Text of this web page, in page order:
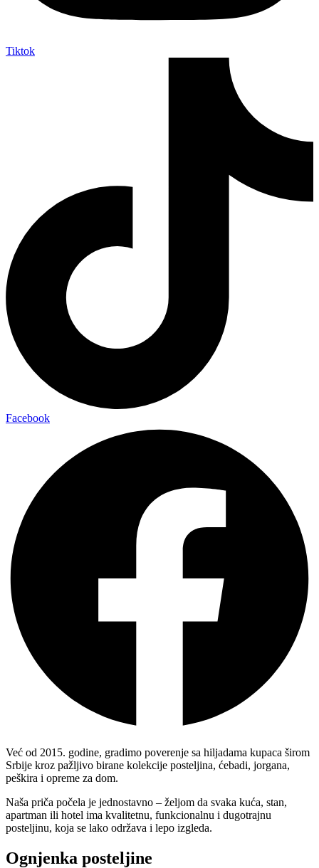
Tiktok
Facebook
Već od 2015. godine, gradimo poverenje sa hiljadama kupaca širom
Srbije kroz pažljivo birane kolekcije posteljina, ćebadi, jorgana,
peškira i opreme za dom.
Naša priča počela je jednostavno – željom da svaka kuća, stan,
apartman ili hotel ima kvalitetnu, funkcionalnu i dugotrajnu
posteljinu, koja se lako održava i lepo izgleda.
Ognjenka posteljine